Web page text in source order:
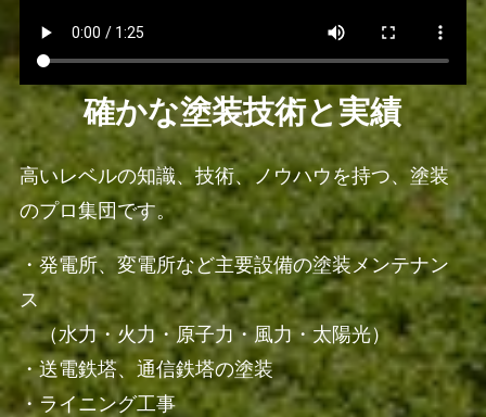
確かな塗装技術と実績
高いレベルの知識、技術、ノウハウを持つ、塗装
のプロ集団です。
・発電所、変電所など主要設備の塗装メンテナン
ス
（水力・火力・原子力・風力・太陽光）
・送電鉄塔、通信鉄塔の塗装
・ライニング工事